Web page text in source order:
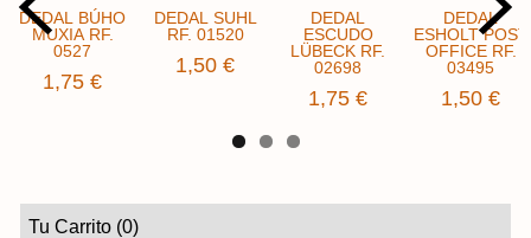
Tu Carrito (0)
DEDAL BÚHO
MUXIA RF.
0527
1,75 €
DEDAL SUHL
RF. 01520
1,50 €
DEDAL
ESCUDO
LÜBECK RF.
02698
1,75 €
DEDAL
ESHOLT POST
OFFICE ​RF.
03495
1,50 €